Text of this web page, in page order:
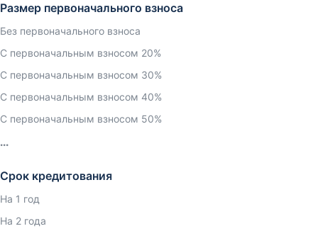
Размер первоначального взноса
Без первоначального взноса
С первоначальным взносом 20%
С первоначальным взносом 30%
С первоначальным взносом 40%
С первоначальным взносом 50%
Срок кредитования
На 1 год
На 2 года